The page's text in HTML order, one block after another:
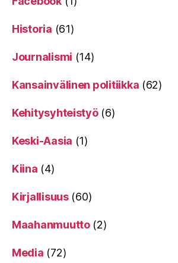
Historia (61)
Journalismi (14)
Kansainvälinen politiikka (62)
Kehitysyhteistyö(6)
Keski-Aasia (1)
Kiina (4)
Kirjallisuus(60)
Maahanmuutto(2)
Media (72)